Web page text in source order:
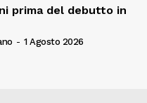
prima del debutto in
- 1 Agosto 2026